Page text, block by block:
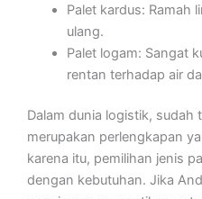
Palet kardus: Ramah
ulang.
Palet logam: Sangat
rentan terhadap air
Dalam dunia logistik, sudah
merupakan perlengkapan
karena itu, pemilihan jenis
dengan kebutuhan. Jika